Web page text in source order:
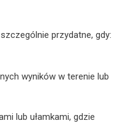
przydatne, gdy:
wyników w terenie lub
lub ułamkami, gdzie